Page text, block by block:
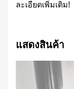
ละเอียดเพิ่มเติม!
แสดงสินค้า